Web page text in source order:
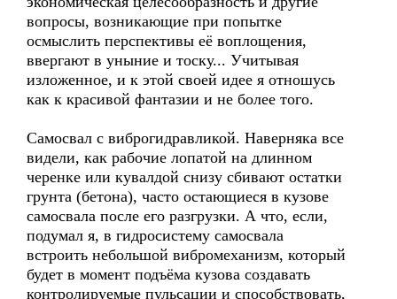
вопросы, возникающие при попытке
осмыслить перспективы её воплощения,
ввергают в уныние и тоску... Учитывая
изложенное, и к этой своей идее я отношусь
как к красивой фантазии и не более того.
Самосвал с виброгидравликой. Наверняка все
видели, как рабочие лопатой на длинном
черенке или кувалдой снизу сбивают остатки
грунта (бетона), часто остающиеся в кузове
самосвала после его разгрузки. А что, если,
подумал я, в гидросистему самосвала
встроить небольшой вибромеханизм, который
будет в момент подъёма кузова создавать
контролируемые пульсации и способствовать,